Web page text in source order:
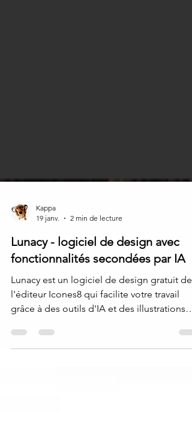
Kappa
19 janv.
2 min de lecture
Lunacy - logiciel de design avec
fonctionnalités secondées par IA
Lunacy est un logiciel de design gratuit de
l'éditeur Icones8 qui facilite votre travail